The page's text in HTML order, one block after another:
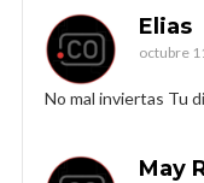
Elias
octubre
No mal inviertas Tu
May